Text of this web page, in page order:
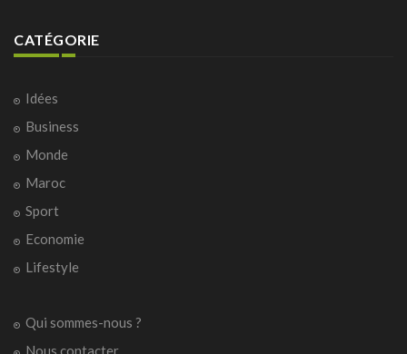
CATÉGORIE
Idées
Business
Monde
Maroc
Sport
Economie
Lifestyle
Qui sommes-nous ?
Nous contacter